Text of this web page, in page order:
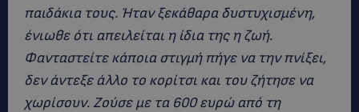
παιδάκια τους. Ήταν ξεκάθαρα δυστυχισμένη,
ένιωθε ότι απειλείται η ίδια της η ζωή.
Φανταστείτε κάποια στιγμή πήγε να την πνίξει,
δεν άντεξε άλλο το κορίτσι και του ζήτησε να
χωρίσουν. Ζούσε με τα 600 ευρώ από τη